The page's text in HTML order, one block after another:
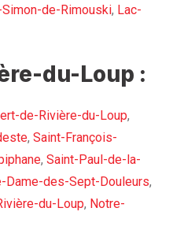
de-Rimouski, Lac-
du-Loup :
de-Rivière-du-Loup,
, Saint-François-
, Saint-Paul-de-la-
Dame-des-Sept-Douleurs,
du-Loup, Notre-